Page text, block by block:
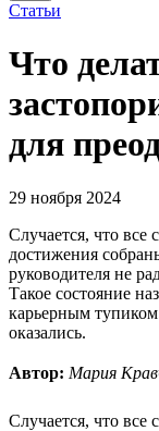
Статьи
Что
для
29 ноября 2024
Случается, что
достижения
руководителя не
Такое состояние
карьерным
оказались.
Автор: Мария
Случается, что